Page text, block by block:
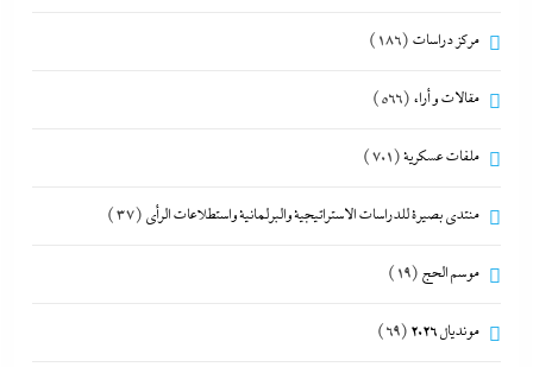
مركز دراسات (186)
مقالات و أراء (566)
ملفات عسكرية(701)
منتدى بصيرة للدراسات الاستراتيجية والبرلمانية واستطلاعات الرأى (37)
موسم الحج (19)
مونديال 2026 (69)